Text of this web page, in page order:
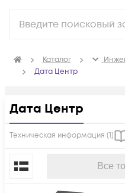
Каталог
Дата Центр
Дата Центр
Техническая информация (1)
Все
По популярности